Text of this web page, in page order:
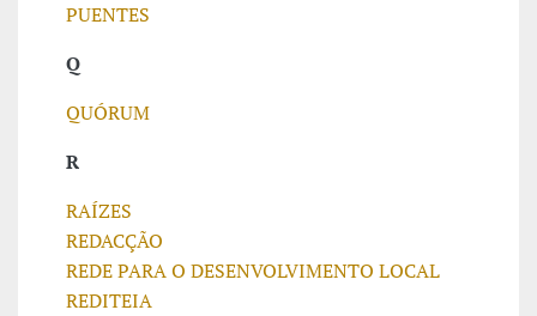
PUENTES
Q
QUÓRUM
R
RAÍZES
REDACÇÃO
REDE PARA O DESENVOLVIMENTO LOCAL
REDITEIA